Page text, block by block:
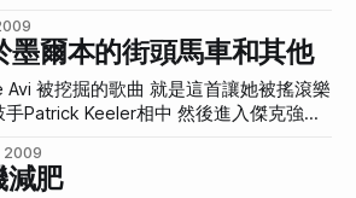
想跟妳請教幾道菜」
太
是惡搞是啥？ 這團名
春校園搞笑樂團啊 有沒有人可以
墨爾本的街頭馬車和其他
曲 就是這首讓她被搖滾樂
Keeler相中 然後進入傑克強森
搭嘎 還有 太陽能發電錄音
2009
減肥